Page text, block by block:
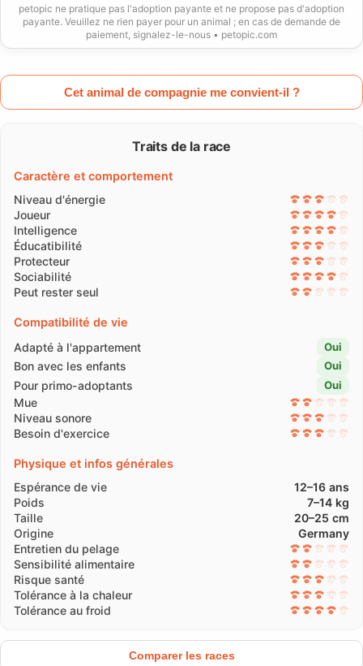
petopic ne pratique pas l'adoption payante et ne propose pas d'adoption
payante. Veuillez ne rien payer pour un animal ; en cas de demande de
paiement, signalez-le-nous • petopic.com
Cet animal de compagnie me convient-il ?
Traits de la race
Caractère et comportement
Niveau d'énergie
Joueur
Intelligence
Éducatibilité
Protecteur
Sociabilité
Peut rester seul
Compatibilité de vie
Adapté à l'appartement
Oui
Bon avec les enfants Oui
Pour primo-adoptants Oui
Mue
Niveau sonore
Besoin d'exercice
Physique et infos générales
Espérance de vie
12–16 ans
Poids
7–14 kg
Taille
20–25 cm
Origine
Germany
Entretien du pelage
Sensibilité alimentaire
Risque santé
Tolérance à la chaleur
Tolérance au froid
Comparer les races